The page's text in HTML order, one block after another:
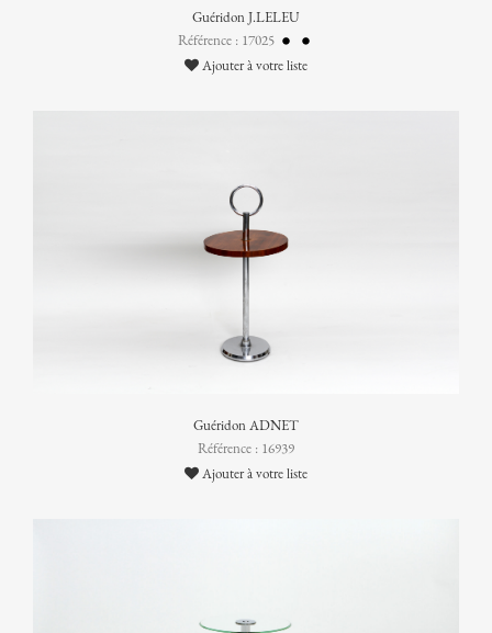
Guéridon J.LELEU
Référence : 17025
Ajouter à votre liste
Guéridon ADNET
Référence : 16939
Ajouter à votre liste